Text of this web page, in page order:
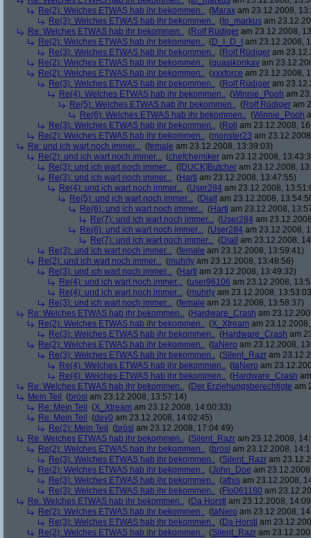
Re(2): Welches ETWAS hab ihr bekommen.. (Marax am 23.12.2008,
Re(3): Welches ETWAS hab ihr bekommen.. (to_markus am
Re: Welches ETWAS hab ihr bekommen.. (Rolf Rüdiger am 23.12.2008,
Re(2): Welches ETWAS hab ihr bekommen.. (D_I_D_I
am 23.12.2008,
Re(3): Welches ETWAS hab ihr bekommen.. (Rolf Rüdiger am
Re(2): Welches ETWAS hab ihr bekommen.. (quasikonkav am
Re(2): Welches ETWAS hab ihr bekommen.. (xxxforce am 23.12.2008,
Re(3): Welches ETWAS hab ihr bekommen.. (Rolf Rüdiger am
Re(4): Welches ETWAS hab ihr bekommen.. (Winnie_Pooh am
Re(5): Welches ETWAS hab ihr bekommen.. (Rolf Rüdiger am
Re(6): Welches ETWAS hab ihr bekommen.. (Winnie_Pooh
Re(3): Welches ETWAS hab ihr bekommen.. (Roli am 23.12.2008,
Re(2): Welches ETWAS hab ihr bekommen.. (monster23 am
Re: und ich wart noch immer... (female am 23.12.2008, 13:39:03)
Re(2): und ich wart noch immer... (chefchemiker am 23.12.2008,
Re(3): und ich wart noch immer... ([DUCK]Butcher am 23.12.2008,
Re(3): und ich wart noch immer... (Harti am 23.12.2008, 13:47:55)
Re(4): und ich wart noch immer... (User284 am 23.12.2008,
Re(5): und ich wart noch immer... (Diall
am 23.12.2008,
Re(6): und ich wart noch immer... (Harti am 23.12.2008,
Re(7): und ich wart noch immer... (User284 am
Re(6): und ich wart noch immer... (User284 am 23.12.2008,
Re(7): und ich wart noch immer... (Diall
am 23.12.2008,
Re(3): und ich wart noch immer... (female am 23.12.2008, 13:59:41)
Re(2): und ich wart noch immer... (muhrly am 23.12.2008, 13:48:56)
Re(3): und ich wart noch immer... (Harti am 23.12.2008, 13:49:32)
Re(4): und ich wart noch immer... (user96106 am 23.12.2008,
Re(4): und ich wart noch immer... (muhrly am 23.12.2008,
Re(3): und ich wart noch immer... (female am 23.12.2008, 13:58:37)
Re: Welches ETWAS hab ihr bekommen.. (Hardware_Crash am
Re(2): Welches ETWAS hab ihr bekommen.. (X_Xtream am
Re(3): Welches ETWAS hab ihr bekommen.. (Hardware_Crash am
Re(2): Welches ETWAS hab ihr bekommen.. (taNero am 23.12.2008,
Re(3): Welches ETWAS hab ihr bekommen.. (Silent_Razr am
Re(4): Welches ETWAS hab ihr bekommen.. (taNero am
Re(4): Welches ETWAS hab ihr bekommen.. (Hardware_Crash
Re: Welches ETWAS hab ihr bekommen.. (Der Erziehungsberechtigte am
Mein Teil
(brösl am 23.12.2008, 13:57:14)
Re: Mein Teil
(X_Xtream am 23.12.2008, 14:00:33)
Re: Mein Teil
(dev0 am 23.12.2008, 14:02:45)
Re(2): Mein Teil
(brösl am 23.12.2008, 17:04:49)
Re: Welches ETWAS hab ihr bekommen.. (Silent_Razr am 23.12.2008,
Re(2): Welches ETWAS hab ihr bekommen.. (brösl am 23.12.2008,
Re(3): Welches ETWAS hab ihr bekommen.. (Silent_Razr am
Re(2): Welches ETWAS hab ihr bekommen.. (John_Doe am
Re(3): Welches ETWAS hab ihr bekommen.. (athis am 23.12.2008,
Re(3): Welches ETWAS hab ihr bekommen.. (Flo061180 am
Re: Welches ETWAS hab ihr bekommen.. (Da Horstl am 23.12.2008,
Re(2): Welches ETWAS hab ihr bekommen.. (taNero am 23.12.2008,
Re(3): Welches ETWAS hab ihr bekommen.. (Da Horstl am
Re(2): Welches ETWAS hab ihr bekommen.. (Silent_Razr am